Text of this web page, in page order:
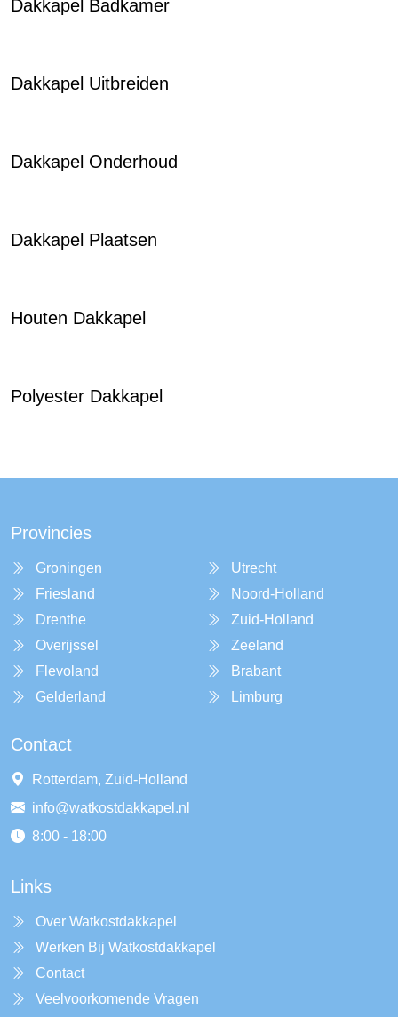
Dakkapel Badkamer
Dakkapel Uitbreiden
Dakkapel Onderhoud
Dakkapel Plaatsen
Houten Dakkapel
Polyester Dakkapel
Provincies
Groningen
Friesland
Drenthe
Overijssel
Flevoland
Gelderland
Utrecht
Noord-Holland
Zuid-Holland
Zeeland
Brabant
Limburg
Contact
Rotterdam, Zuid-Holland
info@watkostdakkapel.nl
8:00 - 18:00
Links
Over Watkostdakkapel
Werken Bij Watkostdakkapel
Contact
Veelvoorkomende Vragen